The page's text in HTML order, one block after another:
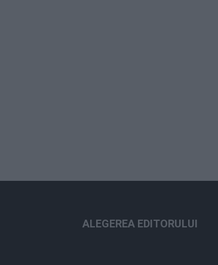
ALEGEREA EDITORULUI